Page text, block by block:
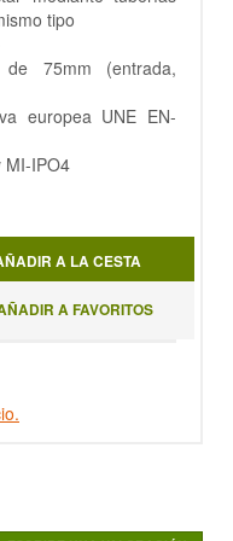
tipo
75mm (entrada,
europea UNE EN-
MI-IPO4
A LA CESTA
A FAVORITOS